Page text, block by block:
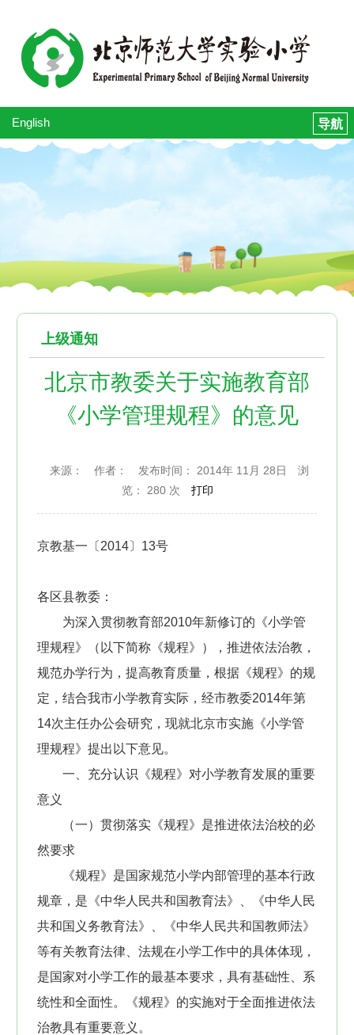
English
上级通知
北京市教委关于实施教育部
《小学管理规程》的意见
来源： 作者： 发布时间： 2014年 11月 28日
浏
览： 280 次 打印
京教基一〔2014〕13号
各区县教委：
为深入贯彻教育部2010年新修订的《小学管
理规程》（以下简称《规程》），推进依法治教，
规范办学行为，提高教育质量，根据《规程》的规
定，结合我市小学教育实际，经市教委2014年第
14次主任办公会研究，现就北京市实施《小学管
理规程》提出以下意见。
一、充分认识《规程》对小学教育发展的重要
意义
（一）贯彻落实《规程》是推进依法治校的必
然要求
《规程》是国家规范小学内部管理的基本行政
规章，是《中华人民共和国教育法》、《中华人民
共和国义务教育法》、《中华人民共和国教师法》
等有关教育法律、法规在小学工作中的具体体现，
是国家对小学工作的最基本要求，具有基础性、系
统性和全面性。《规程》的实施对于全面推进依法
治教具有重要意义。